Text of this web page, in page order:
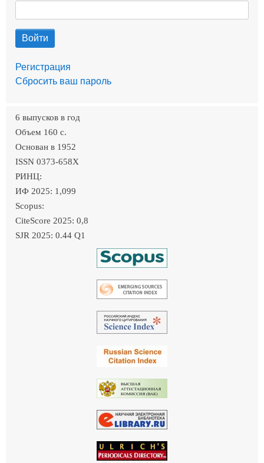
Регистрация
Сбросить ваш пароль
6 выпусков в год
Объем 160 c.
Основан в 1952
ISSN 0373-658X
РИНЦ:
ИФ 2025: 1,099
Scopus:
CiteScore 2025: 0,8
SJR 2025: 0.44 Q1